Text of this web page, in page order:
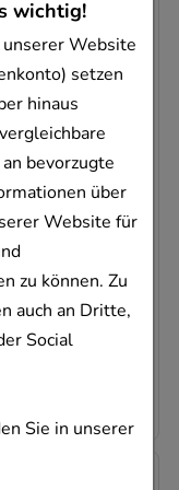
wichtig!
Website
setzen
hinaus
bevorzugte
über
Website für
zu können. Zu
auch an Dritte,
Social
Sie in unserer
verfügbar